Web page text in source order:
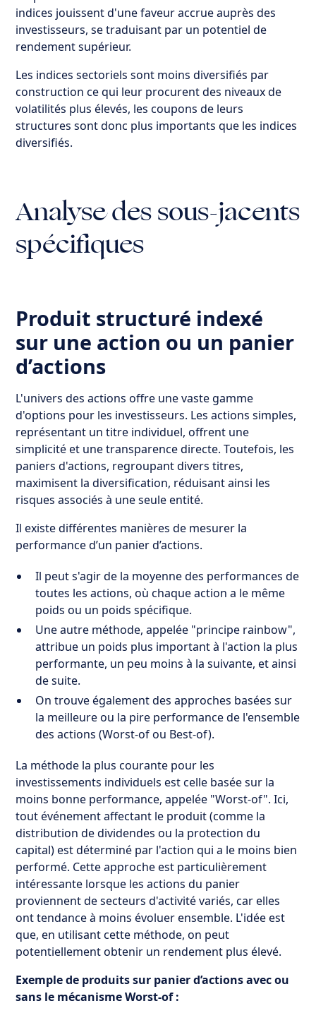
indices jouissent d'une faveur accrue auprès des
investisseurs, se traduisant par un potentiel de
rendement supérieur.
Les indices sectoriels sont moins diversifiés par
construction ce qui leur procurent des niveaux de
volatilités plus élevés, les coupons de leurs
structures sont donc plus importants que les indices
diversifiés.
Analyse des sous-jacents
spécifiques
Produit structuré indexé
sur une action ou un panier
d’actions
L'univers des actions offre une vaste gamme
d'options pour les investisseurs. Les actions simples,
représentant un titre individuel, offrent une
simplicité et une transparence directe. Toutefois, les
paniers d'actions, regroupant divers titres,
maximisent la diversification, réduisant ainsi les
risques associés à une seule entité.
Il existe différentes manières de mesurer la
performance d’un panier d’actions.
Il peut s'agir de la moyenne des performances de
toutes les actions, où chaque action a le même
poids ou un poids spécifique.
Une autre méthode, appelée "principe rainbow",
attribue un poids plus important à l'action la plus
performante, un peu moins à la suivante, et ainsi
de suite.
On trouve également des approches basées sur
la meilleure ou la pire performance de l'ensemble
des actions (Worst-of ou Best-of).
La méthode la plus courante pour les
investissements individuels est celle basée sur la
moins bonne performance, appelée "Worst-of". Ici,
tout événement affectant le produit (comme la
distribution de dividendes ou la protection du
capital) est déterminé par l'action qui a le moins bien
performé. Cette approche est particulièrement
intéressante lorsque les actions du panier
proviennent de secteurs d'activité variés, car elles
ont tendance à moins évoluer ensemble. L'idée est
que, en utilisant cette méthode, on peut
potentiellement obtenir un rendement plus élevé.
Exemple de produits sur panier d’actions avec ou
sans le mécanisme Worst-of :